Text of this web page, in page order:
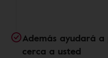
Además ayudará
cerca a usted